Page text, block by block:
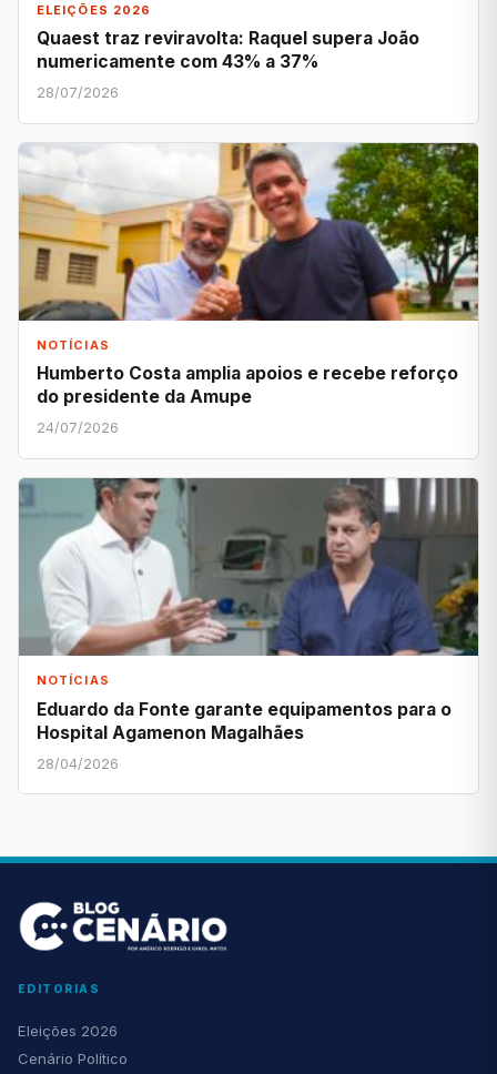
ELEIÇÕES 2026
Quaest traz reviravolta: Raquel supera João
numericamente com 43% a 37%
28/07/2026
NOTÍCIAS
Humberto Costa amplia apoios e recebe reforço
do presidente da Amupe
24/07/2026
NOTÍCIAS
Eduardo da Fonte garante equipamentos para o
Hospital Agamenon Magalhães
28/04/2026
EDITORIAS
Eleições 2026
Cenário Político